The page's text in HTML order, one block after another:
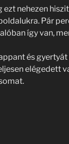
ezt nehezen
Pár
így van,
és gyertyát
elégedett